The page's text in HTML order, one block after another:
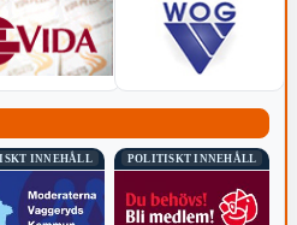
INNEHÅLL POLITISKT INNEHÅLL